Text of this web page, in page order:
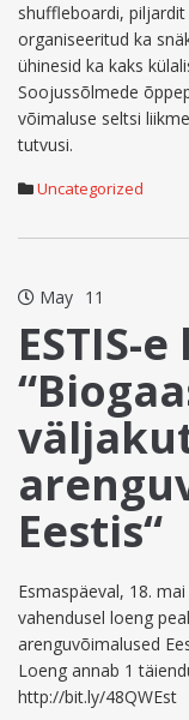
shuffleboardi,
organiseeritud ka
ühinesid ka kaks
Soojussõlmede
võimaluse seltsi
tutvusi.
Uncategorized
May 11
ESTIS-
Eestis“
Esmaspäeval, 18.
vahendusel loeng
arenguvõimalused
Loeng annab 1
http://bit.ly/48QWEst